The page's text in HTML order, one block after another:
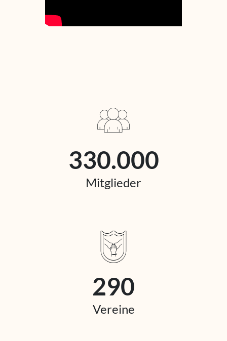
330.000
Mitglieder
290
Vereine